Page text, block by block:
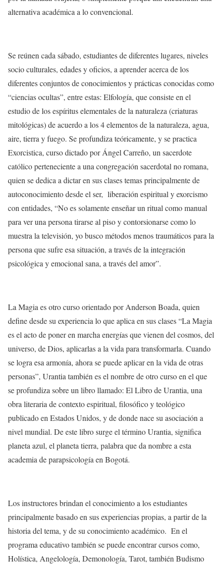
alternativa académica a lo convencional.
Se reúnen cada sábado, estudiantes de diferentes lugares, niveles
socio culturales, edades y oficios, a aprender acerca de los
diferentes conjuntos de conocimientos y prácticas conocidas como
“ciencias ocultas”, entre estas: Elfología, que consiste en el
estudio de los espíritus elementales de la naturaleza (criaturas
mitológicas) de acuerdo a los 4 elementos de la naturaleza, agua,
aire, tierra y fuego. Se profundiza teóricamente, y se practica
Exorcistica, curso dictado por Ángel Carreño, un sacerdote
católico perteneciente a una congregación sacerdotal no romana,
quien se dedica a dictar en sus clases temas principalmente de
autoconocimiento desde el ser, liberación espiritual y exorcismo
con entidades, “No es solamente enseñar un ritual como manual
para ver una persona tirarse al piso y contorsionarse como lo
muestra la televisión, yo busco métodos menos traumáticos para la
persona que sufre esa situación, a través de la integración
psicológica y emocional sana, a través del amor”.
La Magia es otro curso orientado por Anderson Boada, quien
define desde su experiencia lo que aplica en sus clases “La Magia
es el acto de poner en marcha energías que vienen del cosmos, del
universo, de Dios, aplicarlas a la vida para transformarla. Cuando
se logra esa armonía, ahora se puede aplicar en la vida de otras
personas”, Urantia también es el nombre de otro curso en el que
se profundiza sobre un libro llamado: El Libro de Urantia, una
obra literaria de contexto espiritual, filosófico y teológico
publicado en Estados Unidos, y de donde nace su asociación a
nivel mundial. De este libro surge el término Urantia, significa
planeta azul, el planeta tierra, palabra que da nombre a esta
academia de parapsicología en Bogotá.
Los instructores brindan el conocimiento a los estudiantes
principalmente basado en sus experiencias propias, a partir de la
historia del tema, y de su conocimiento académico. En el
programa educativo también se puede encontrar cursos como,
Holística, Angelología, Demonología, Tarot, también Budismo